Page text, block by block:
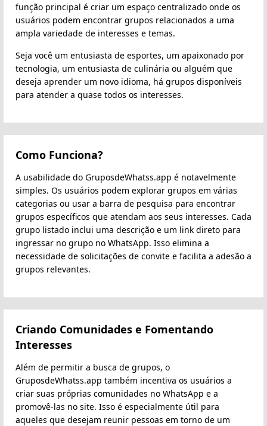
função principal é criar um espaço centralizado onde os
usuários podem encontrar grupos relacionados a uma
ampla variedade de interesses e temas.
Seja você um entusiasta de esportes, um apaixonado por
tecnologia, um entusiasta de culinária ou alguém que
deseja aprender um novo idioma, há grupos disponíveis
para atender a quase todos os interesses.
Como Funciona?
A usabilidade do GruposdeWhatss.app é notavelmente
simples. Os usuários podem explorar grupos em várias
categorias ou usar a barra de pesquisa para encontrar
grupos específicos que atendam aos seus interesses. Cada
grupo listado inclui uma descrição e um link direto para
ingressar no grupo no WhatsApp. Isso elimina a
necessidade de solicitações de convite e facilita a adesão a
grupos relevantes.
Criando Comunidades e Fomentando
Interesses
Além de permitir a busca de grupos, o
GruposdeWhatss.app também incentiva os usuários a
criar suas próprias comunidades no WhatsApp e a
promovê-las no site. Isso é especialmente útil para
aqueles que desejam reunir pessoas em torno de um